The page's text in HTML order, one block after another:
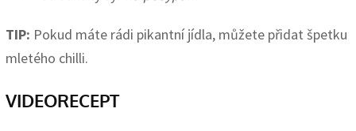
TIP: Pokud máte rádi pikantní jídla, můžete přidat špetku
mletého chilli.
VIDEORECEPT